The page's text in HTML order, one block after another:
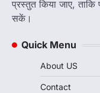
प्रस्तुत किया जाए,
सकें।
Quick Menu
About US
Contact